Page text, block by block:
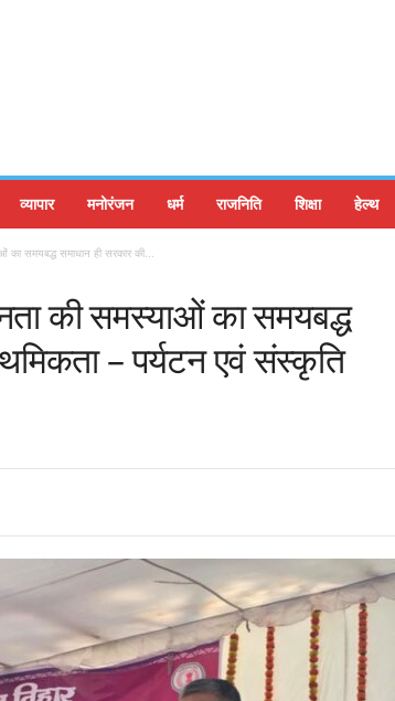
व्यापार मनोरंजन धर्म राजनिति शिक्षा हेल्थ
समयबद्ध समाधान ही सरकार की...
की समस्याओं का समयबद्ध
– पर्यटन एवं संस्कृति